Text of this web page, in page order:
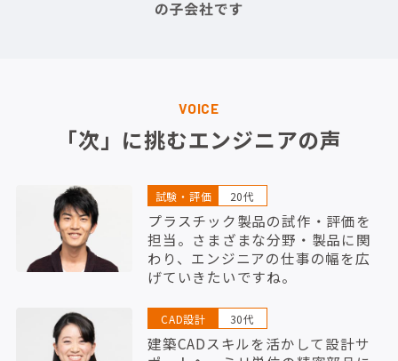
VOICE
「次」に挑むエンジニアの声
試験・評価 20代
プラスチック製品の試作・評価を
担当。さまざまな分野・製品に関
わり、エンジニアの仕事の幅を広
げていきたいですね。
CAD設計 30代
建築CADスキルを活かして設計サ